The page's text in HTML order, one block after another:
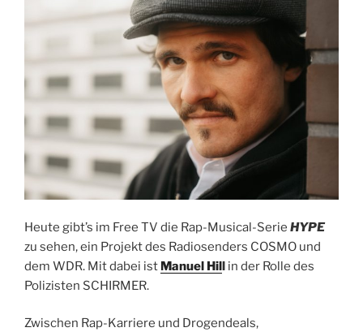
Heute gibt’s im Free TV die Rap-Musical-Serie HYPE
zu sehen, ein Projekt des Radiosenders COSMO und
dem WDR. Mit dabei ist Manuel Hill in der Rolle des
Polizisten SCHIRMER.
Zwischen Rap-Karriere und Drogendeals,